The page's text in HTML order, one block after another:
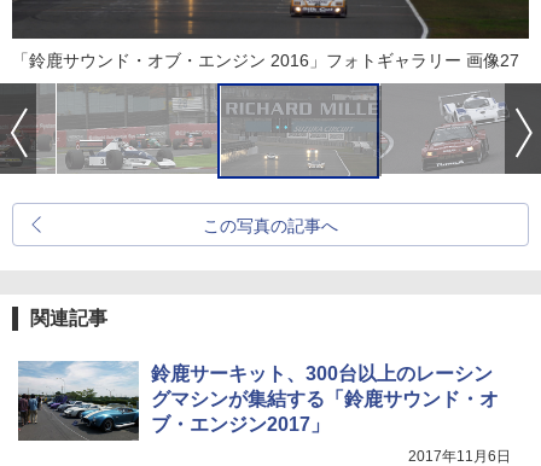
「鈴鹿サウンド・オブ・エンジン 2016」フォトギャラリー 画像27
この写真の記事へ
関連記事
鈴鹿サーキット、300台以上のレーシン
グマシンが集結する「鈴鹿サウンド・オ
ブ・エンジン2017」
2017年11月6日